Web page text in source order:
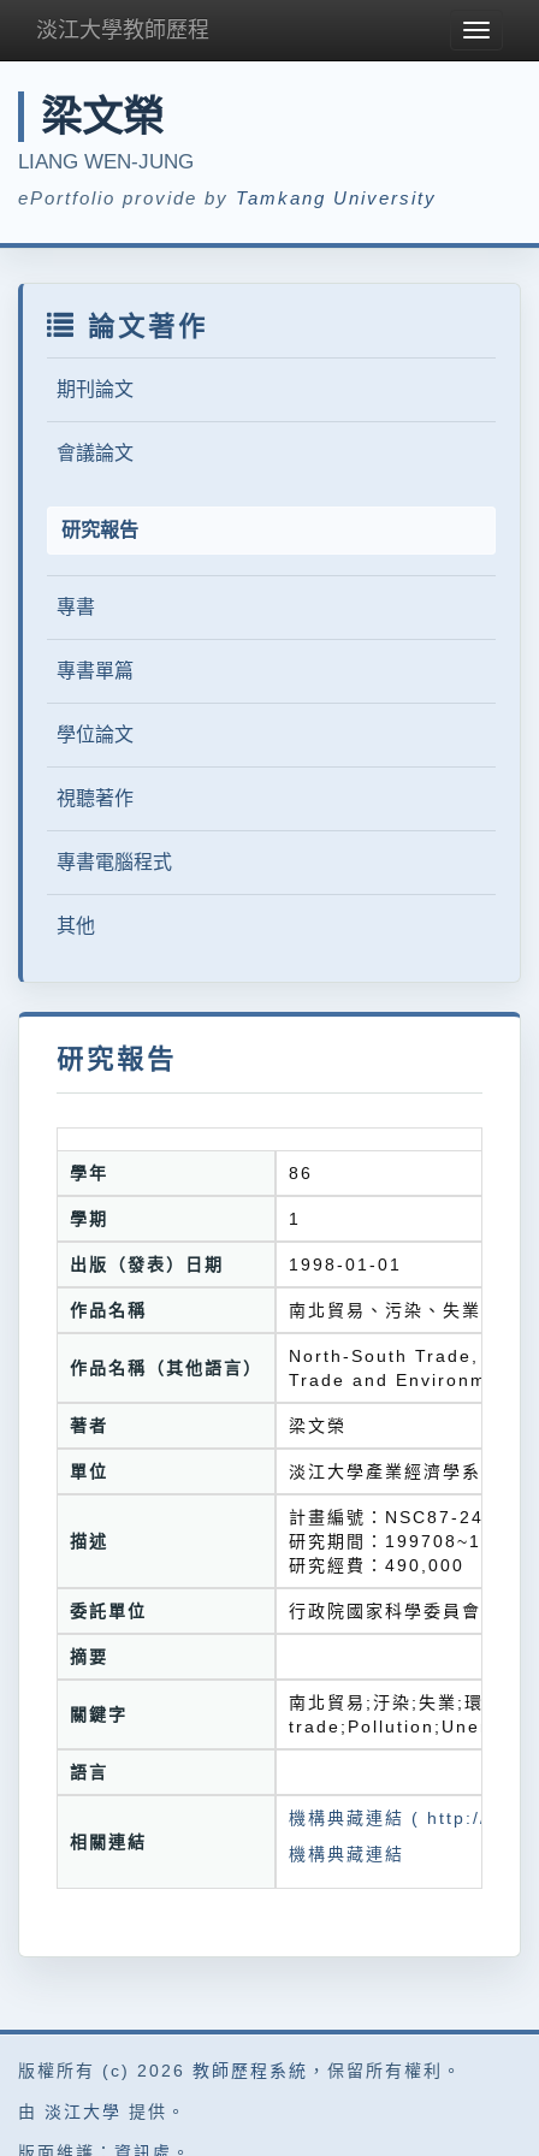
Toggle
淡江大學教師歷程
梁文榮
LIANG WEN-JUNG
ePortfolio provide by Tamkang University
論文著作
期刊論文
會議論文
研究報告
專書
專書單篇
學位論文
視聽著作
專書電腦程式
其他
研究報告
學年 86
學期 1
出版（發表）日期 1998-01-01
作品名稱 南北貿易、污染、失業、與
作品名稱（其他語言）
North-South Trade,
Trade and
著者 梁文榮
單位 淡江大學產業經濟學系
描述
計畫編號：NSC87-2415-
研究期間：
研究經費：490,000
委託單位 行政院國家科學委員會
摘要
關鍵字
南北貿易;汙染;失業;環境政
語言
相關連結
機構典藏連結 ( http://
機構典藏連結
版權所有 (c) 2026 教師歷程系統 ，保留所有權利。
由 淡江大學 提供。